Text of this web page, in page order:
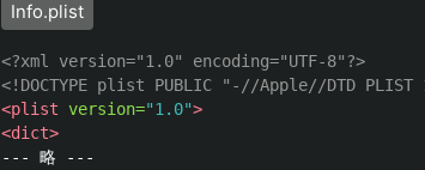
Info.plist
<?xml version="1.0" encoding="UTF-8"?>
<!DOCTYPE plist PUBLIC "-//Apple//DTD
<plist version="1.0">
<dict>
--- 略 ---